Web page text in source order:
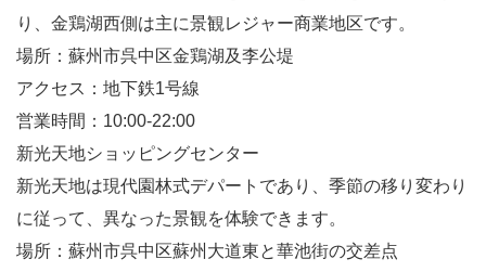
り、金鶏湖西側は主に景観レジャー商業地区です。
場所：蘇州市呉中区金鶏湖及李公堤
アクセス：地下鉄1号線
営業時間：10:00-22:00
新光天地ショッピングセンター
新光天地は現代園林式デパートであり、季節の移り変わり
に従って、異なった景観を体験できます。
場所：蘇州市呉中区蘇州大道東と華池街の交差点